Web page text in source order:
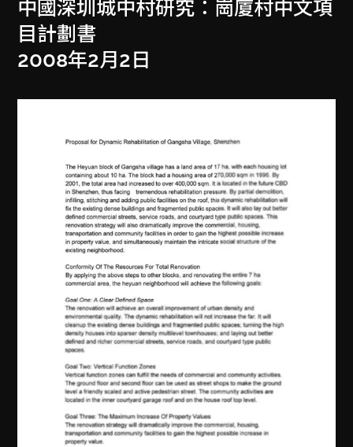
中國深圳城中村研究：崗廈村中文項
目計劃書
2008年2月2日